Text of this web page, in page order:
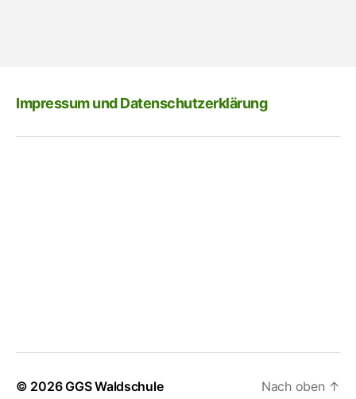
Impressum und Datenschutzerklärung
© 2026GGS Waldschule Nach oben ↑